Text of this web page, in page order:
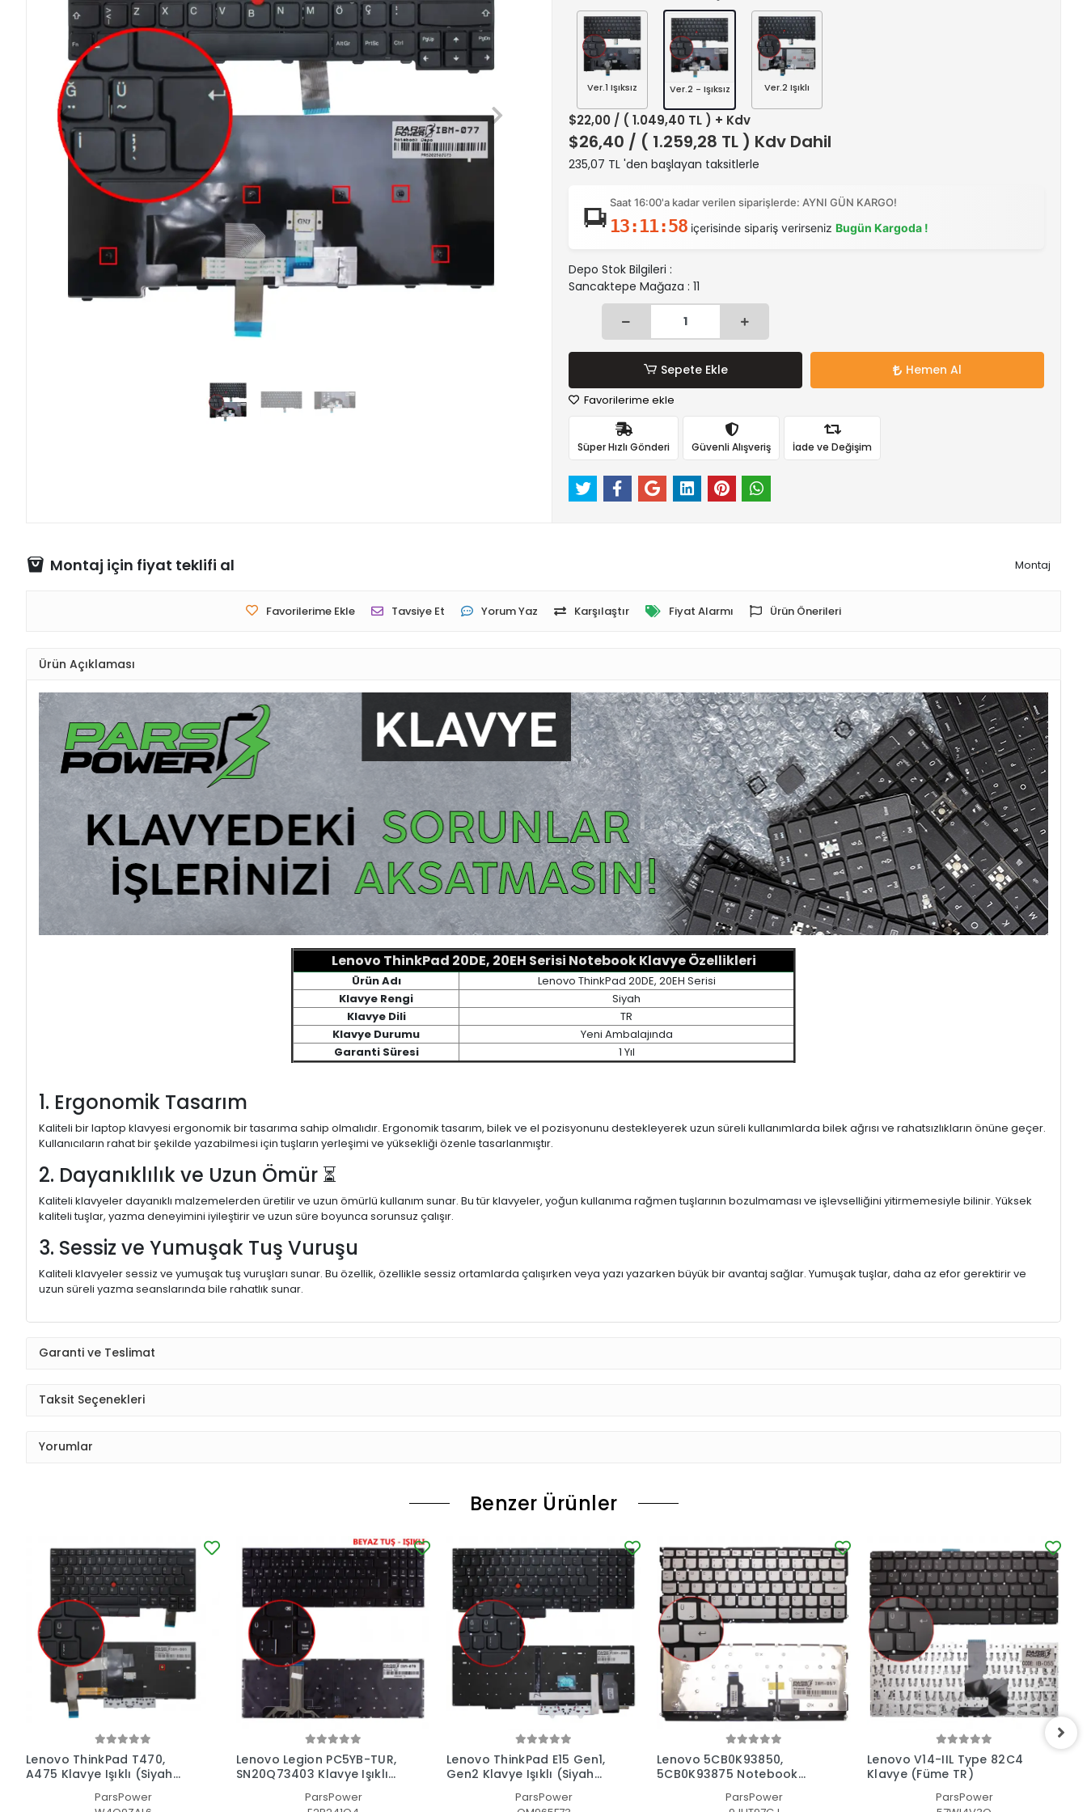
Ver.1 Işıksız Ver.2 - Işıksız Ver.2 Işıklı
$22,00 / ( 1.049,40 TL ) + Kdv
$26,40 / ( 1.259,28 TL ) Kdv Dahil
235,07 TL 'den başlayan taksitlerle
Saat 16:00'a kadar verilen siparişlerde: AYNI GÜN KARGO!
13:11:57 içerisinde sipariş verirseniz Bugün Kargoda !
Depo Stok Bilgileri :
Sancaktepe Mağaza : 11
Sepete Ekle Hemen Al
Favorilerime ekle
Süper Hızlı Gönderi Güvenli Alışveriş İade ve Değişim
Montaj için fiyat teklifi al Montaj
Favorilerime Ekle Tavsiye Et Yorum Yaz Karşılaştır Fiyat Alarmı Ürün Önerileri
Ürün Açıklaması
Lenovo ThinkPad 20DE, 20EH Serisi Notebook Klavye Özellikleri
Ürün Adı
Lenovo ThinkPad 20DE, 20EH Serisi
Klavye Rengi
Siyah
Klavye Dili
TR
Klavye Durumu
Yeni Ambalajında
Garanti Süresi
1 Yıl
1. Ergonomik Tasarım
Kaliteli bir laptop klavyesi ergonomik bir tasarıma sahip olmalıdır. Ergonomik tasarım, bilek ve el pozisyonunu destekleyerek uzun süreli kullanımlarda bilek ağrısı ve rahatsızlıkların önüne geçer.
Kullanıcıların rahat bir şekilde yazabilmesi için tuşların yerleşimi ve yüksekliği özenle tasarlanmıştır.
2. Dayanıklılık ve Uzun Ömür ⏳
Kaliteli klavyeler dayanıklı malzemelerden üretilir ve uzun ömürlü kullanım sunar. Bu tür klavyeler, yoğun kullanıma rağmen tuşlarının bozulmaması ve işlevselliğini yitirmemesiyle bilinir. Yüksek
kaliteli tuşlar, yazma deneyimini iyileştirir ve uzun süre boyunca sorunsuz çalışır.
3. Sessiz ve Yumuşak Tuş Vuruşu
Kaliteli klavyeler sessiz ve yumuşak tuş vuruşları sunar. Bu özellik, özellikle sessiz ortamlarda çalışırken veya yazı yazarken büyük bir avantaj sağlar. Yumuşak tuşlar, daha az efor gerektirir ve
uzun süreli yazma seanslarında bile rahatlık sunar.
Garanti ve Teslimat
Taksit Seçenekleri
Yorumlar
Benzer Ürünler
Lenovo ThinkPad T470,
A475 Klavye Işıklı (Siyah
ParsPower
Lenovo Legion PC5YB-TUR,
SN20Q73403 Klavye Işıklı
ParsPower
Lenovo ThinkPad E15 Gen1,
Gen2 Klavye Işıklı (Siyah
ParsPower
Lenovo 5CB0K93850,
5CB0K93875 Notebook
ParsPower
Lenovo V14-IIL Type 82C4
Klavye (Füme TR)
ParsPower